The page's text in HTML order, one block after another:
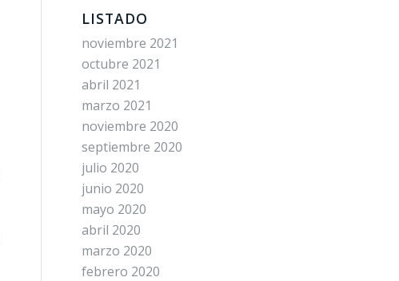
LISTADO
noviembre 2021
octubre 2021
abril 2021
marzo 2021
noviembre 2020
septiembre 2020
julio 2020
junio 2020
mayo 2020
abril 2020
marzo 2020
febrero 2020